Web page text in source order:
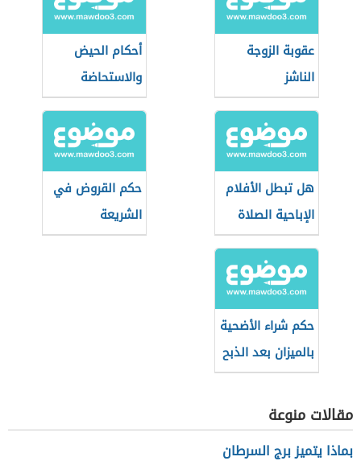
عقوبة الزوجة
الناشز
أحكام الحيض
والاستحاضة
هل تبطل الأفلام
الإباحية الصلاة
والصيام؟
حكم القروض في
الشريعة
الإسلامية
حكم شراء الأضحية
بالميزان بعد الذبح
مقالات منوعة
بماذا يتميز برج السرطان